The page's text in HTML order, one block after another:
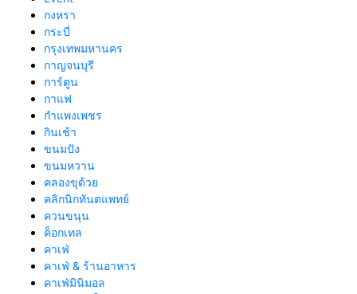
กงหรา
กระบี่
กรุงเทพมหานคร
กาญจนบุรี
การ์ตูน
กาแฟ
กำแพงเพชร
กินเช้า
ขนมปัง
ขนมหวาน
คลองขุด้วย
คลิกนิกทันตแพทย์
ควนขนุน
ค็อกเทล
คาเฟ่
คาเฟ่ & ร้านอาหาร
คาเฟ่มินิมอล